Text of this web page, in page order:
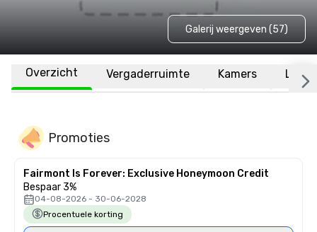
Galerij weergeven (57)
Overzicht Vergaderruimte Kamers
Promoties
Fairmont Is Forever: Exclusive Honeymoon Credit
Bespaar 3%
04-08-2026 - 30-06-2028
Procentuele korting